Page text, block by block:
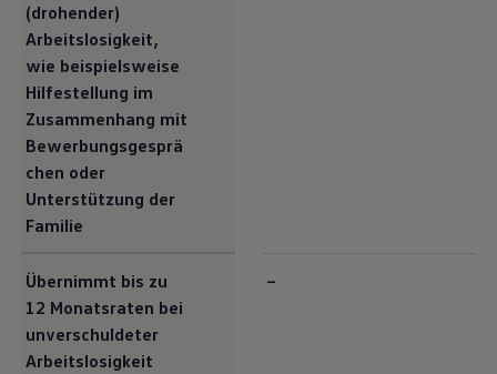
(drohender)
Arbeitslosigkeit,
wie beispielsweise
Hilfestellung im
Zusammenhang mit
Bewerbungsgesprä
chen oder
Unterstützung der
Familie
Übernimmt bis zu
12 Monatsraten bei
unverschuldeter
Arbeitslosigkeit
–